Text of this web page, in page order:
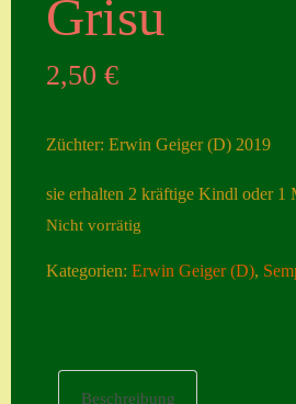
Grisu
2,50€
Züchter: Erwin Geiger (D) 2019
sie erhalten 2 kräftige Kindl oder 1
Nicht vorrätig
Kategorien:Erwin Geiger (D),
Beschreibung